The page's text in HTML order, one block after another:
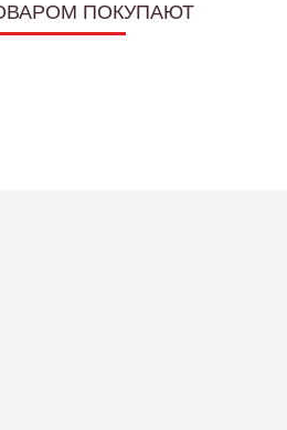
ПОКУПАЮТ